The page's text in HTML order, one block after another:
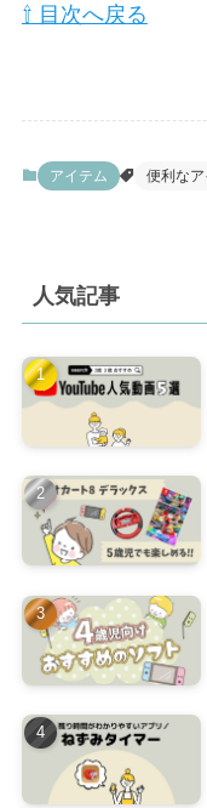
⇧ 目次へ戻る
アイテム 便利な
人気記事